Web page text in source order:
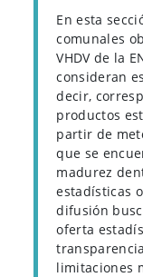
En esta
comunales
VHDV de la
consideran
decir,
productos
partir de
que se
madurez
estadísticas
difusión
oferta
limitaciones